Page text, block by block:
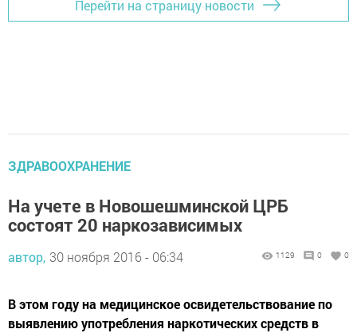
Перейти на страницу новости
ЗДРАВООХРАНЕНИЕ
На учете в Новошешминской ЦРБ
состоят 20 наркозависимых
автор, 30 ноября 2016 - 06:34 1129 0 0
В этом году на медицинское освидетельствование по
выявлению употребления наркотических средств в